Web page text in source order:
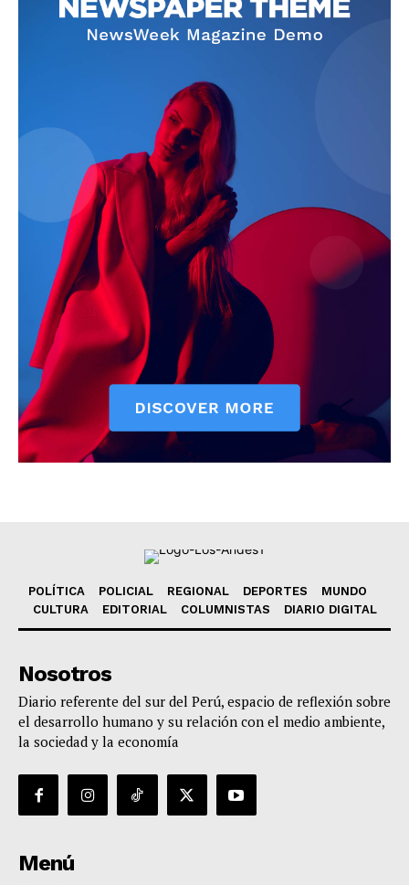
POLÍTICA POLICIAL REGIONAL DEPORTES
MUNDO
CULTURA
EDITORIAL COLUMNISTAS DIARIO DIGITAL
Nosotros
Diario referente del sur del Perú, espacio de reflexión sobre
el desarrollo humano y su relación con el medio ambiente,
la sociedad y la economía
Menú